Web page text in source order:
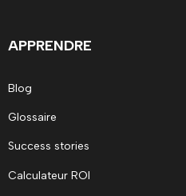
APPRENDRE
Blog
Glossaire
Success stories
Calculateur ROI